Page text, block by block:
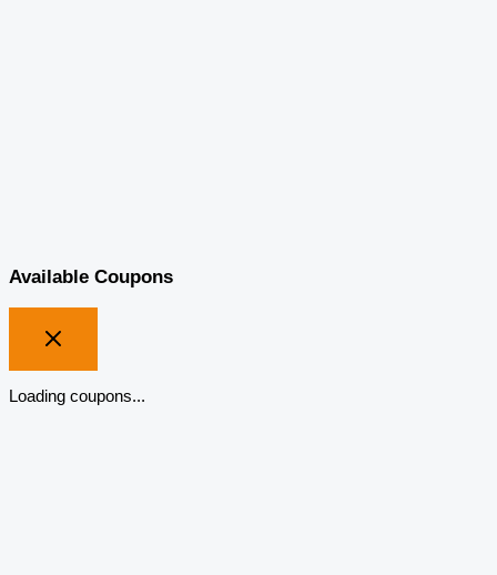
Available Coupons
Loading coupons...